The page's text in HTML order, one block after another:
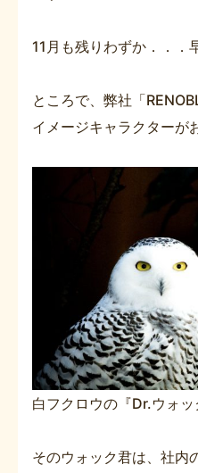
11月も残りわずか．．．
ところで、弊社「
イメージキャラクターが
白フクロウの『Dr.ウォッ
そのウォック君は、社内